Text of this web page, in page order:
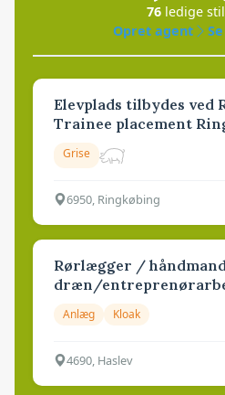
76 ledige
Opret agent
Elevplads tilbydes ved
Trainee placement
Grise
6950, Ringkøbing
Rørlægger /
dræn/
Anlæg Kloak
4690, Haslev